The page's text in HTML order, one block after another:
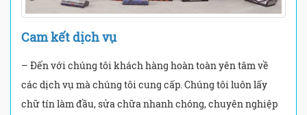
Cam kết dịch vụ
– Đến với chúng tôi khách hàng hoàn toàn yên tâm về
các dịch vụ mà chúng tôi cung cấp. Chúng tôi luôn lấy
chữ tín làm đầu, sửa chữa nhanh chóng, chuyên nghiệp